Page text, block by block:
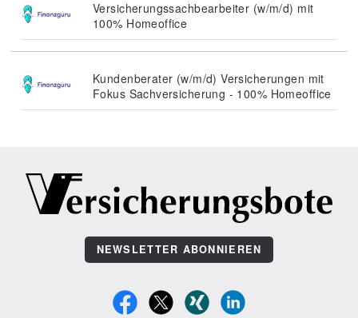
Versicherungssachbearbeiter (w/m/d) mit
100% Homeoffice
Kundenberater (w/m/d) Versicherungen mit
Fokus Sachversicherung - 100% Homeoffice
NEWSLETTER ABONNIEREN